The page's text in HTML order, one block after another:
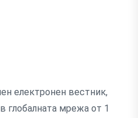
електронен вестник,
глобалната мрежа от 1